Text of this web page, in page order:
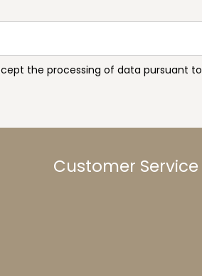
the processing of data pursuant to
Customer Service